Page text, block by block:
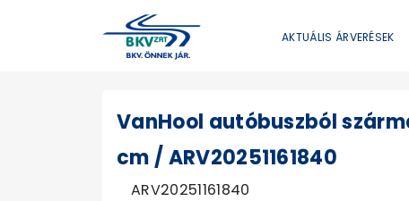
AKTUÁLIS ÁRVERÉSEK
VanHool autóbuszból
cm / ARV20251161840
ARV20251161840